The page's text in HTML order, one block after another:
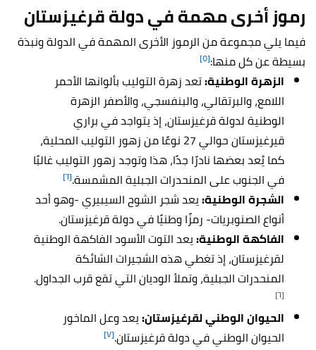
رموز أخرى مهمة في دولةقرغيزستان
فيما يلي مجموعة من الرموز الأخرى المهمة في الدولة ونبذة
بسيطة عن كل منها:[٥]
الزهرة الوطنية:تعد زهرة التوليب بألوانها الأحمر
اللامع، والبرتقالي، والبنفسجي، والأصفر الزهرة
الوطنية لدولة قرغيزستان، إذ يتواجد في براري
قيرغيزستان حوالي 27 نوعًا من زهور التوليب المحلية،
كما يُعد بعضها نادرًا جدًا، هذا وتوجد زهور التوليب غالبًا
في الجنوب على المنحدرات الجبلية المشمسة.[٦]
الشجرة الوطنية:يعد شجر الشوح السيبيري -وهو أحد
أنواع الصنوبريات- رمزًا وطنيًا في دولة قرغيزستان.
الفاكهة الوطنية:يعد التوت الأسود الفاكهة الوطنية
لقرغيزستان، إذ تغطي هذه الشجيرات الشائكة
المنحدرات الجبلية، وتملأ الوديان التي تقع قرب الجداول.
[٦]
الحيوان الوطني لقرغيزستان:يعد وعل الماخور
الحيوان الوطني في دولة قرغيزستان.[٧]